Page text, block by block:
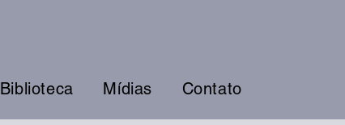
Biblioteca Mídias Contato